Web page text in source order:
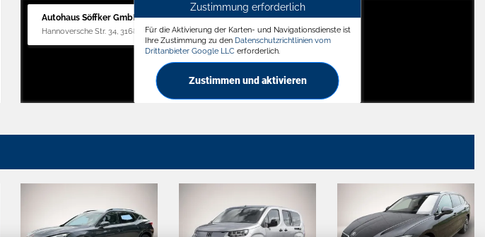
Autohaus Söffker GmbH
Hannoversche Str. 34, 31688 Nienstädt
Zustimmung erforderlich
Für die Aktivierung der Karten- und Navigationsdienste ist
Ihre Zustimmung zu den Datenschutzrichtlinien vom
Drittanbieter Google LLC erforderlich.
Zustimmen und aktivieren